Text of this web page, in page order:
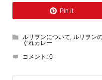
Pin it
ルリヲンについて, ルリヲン
ぐれカレー
コメント:0